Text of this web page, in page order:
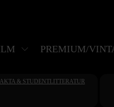
PREMIUM/
& STUDENTLITTERATUR